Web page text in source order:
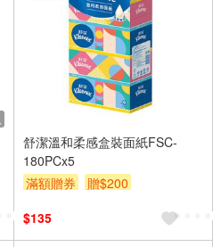
舒潔溫和柔感盒裝面紙FSC-
180PCx5
滿額贈券
贈$200
$135